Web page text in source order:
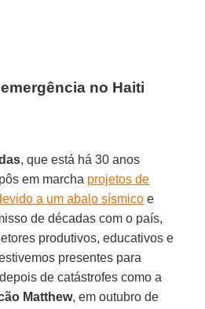
no Haiti
, que está há 30 anos
em marcha projetos de
a um abalo sísmico e
de décadas com o país,
produtivos, educativos e
presentes para
de catástrofes como a
Matthew, em outubro de